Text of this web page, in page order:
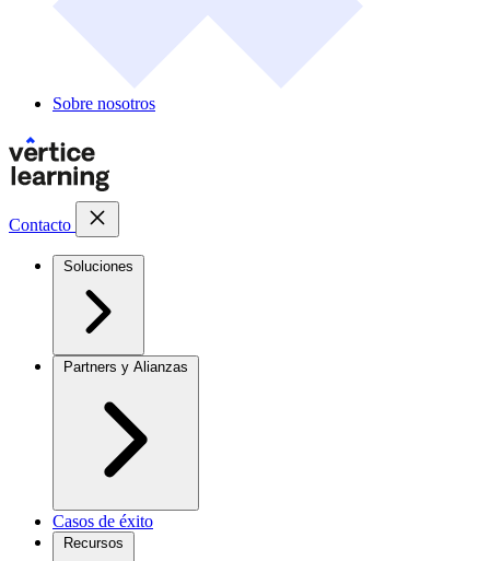
Sobre nosotros
Contacto
Soluciones
Partners y Alianzas
Casos de éxito
Recursos